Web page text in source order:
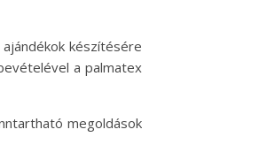
készítésére
a palmatex
megoldások